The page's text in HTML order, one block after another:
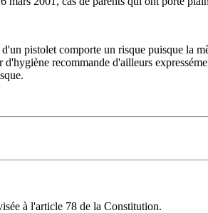
pistolet comporte un risque puisque la
recommande d'ailleurs
à l'article 78 de la Constitution.